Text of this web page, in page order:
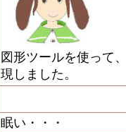
図形ツールを使って
現しました。
眠い・・・